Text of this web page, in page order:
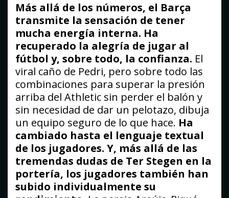
Más allá de los números, el Barça
transmite la sensación de tener
mucha energía interna. Ha
recuperado la alegría de jugar al
fútbol y, sobre todo, la confianza. El
viral caño de Pedri, pero sobre todo las
combinaciones para superar la presión
arriba del Athletic sin perder el balón y
sin necesidad de dar un pelotazo, dibuja
un equipo seguro de lo que hace. Ha
cambiado hasta el lenguaje textual
de los jugadores. Y, más allá de las
tremendas dudas de Ter Stegen en la
portería, los jugadores también han
subido individualmente su